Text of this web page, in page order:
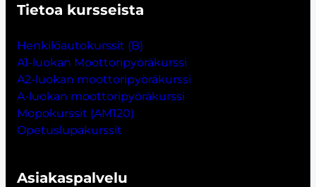
Tietoa kursseista
Henkilöautokurssit (B)
A1-luokan Moottoripyöräkurssi
A2-luokan moottoripyöräkurssi
A-luokan moottoripyöräkurssi
Mopokurssit (AM120)
Opetuslupakurssit
Asiakaspalvelu